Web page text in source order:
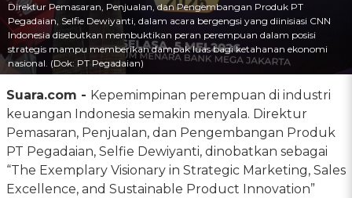
Direktur Pemasaran, Penjualan, dan Pengembangan Produk PT
Pegadaian, Selfie Dewiyanti, dalam acara bergengsi yang diinisiasi CNN
Indonesia disebutkan membuktikan peran perempuan dalam posisi
strategis mampu memberikan dampak luas bagi ketahanan ekonomi
nasional. (Dok: PT Pegadaian)
Suara.com - Kepemimpinan perempuan di industri
keuangan Indonesia semakin menyala. Direktur
Pemasaran, Penjualan, dan Pengembangan Produk
PT Pegadaian, Selfie Dewiyanti, dinobatkan sebagai
“The Exemplary Visionary in Strategic Marketing, Sales
Excellence, and Sustainable Product Innovation”